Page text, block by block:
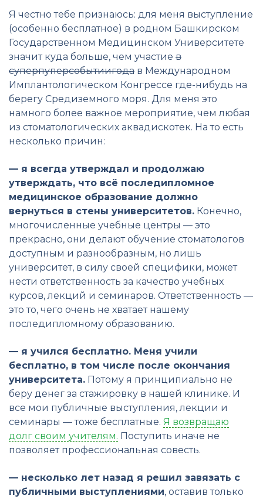
Я честно тебе признаюсь: для меня выступление
(особенно бесплатное) в родном Башкирском
Государственном Медицинском Университете
значит куда больше, чем участие в
суперпуперсобытиигода в Международном
Имплантологическом Конгрессе где-нибудь на
берегу Средиземного моря. Для меня это
намного более важное мероприятие, чем любая
из стоматологических аквадискотек. На то есть
несколько причин:
— я всегда утверждал и продолжаю
утверждать, что всё последипломное
медицинское образование должно
вернуться в стены университетов. Конечно,
многочисленные учебные центры — это
прекрасно, они делают обучение стоматологов
доступным и разнообразным, но лишь
университет, в силу своей специфики, может
нести ответственность за качество учебных
курсов, лекций и семинаров. Ответственность —
это то, чего очень не хватает нашему
последипломному образованию.
— я учился бесплатно. Меня учили
бесплатно, в том числе после окончания
университета. Потому я принципиально не
беру денег за стажировку в нашей клинике. И
все мои публичные выступления, лекции и
семинары — тоже бесплатные. Я возвращаю
долг своим учителям. Поступить иначе не
позволяет профессиональная совесть.
— несколько лет назад я решил завязать с
публичными выступлениями, оставив только